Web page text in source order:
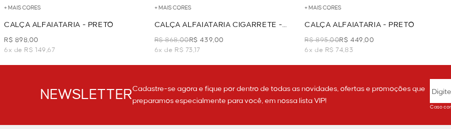
+ MAIS CORES
CALÇA ALFAIATARIA - PRETO
R$ 898,00
6x de R$ 149,67
+ MAIS CORES
CALÇA ALFAIATARIA CIGARRETE -
PRETO
R$ 868,00R$ 439,00
6x de R$ 73,17
+ MAIS CORES
CALÇA ALFAIATARIA - PRETO
R$ 895,00R$ 449,00
6x de R$ 74,83
NEWSLETTERCadastre-se agora e fique por dentro de todas as novidades, ofertas e promoções que
preparamos especialmente para você, em nossa lista VIP!
Caso